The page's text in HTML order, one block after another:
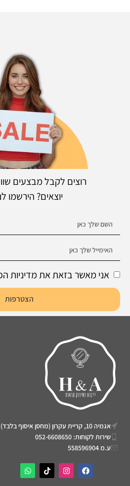
רוצים לקבל מבצעים
יוצאים? הירשמו
אני מאשר בזאת את מדיניות
הצטרפות
אגמיה 10, קריית עקרון (מחסן איסוף בלבד)
שירות לקוחות: 052-6608650
ע.מ 558596904